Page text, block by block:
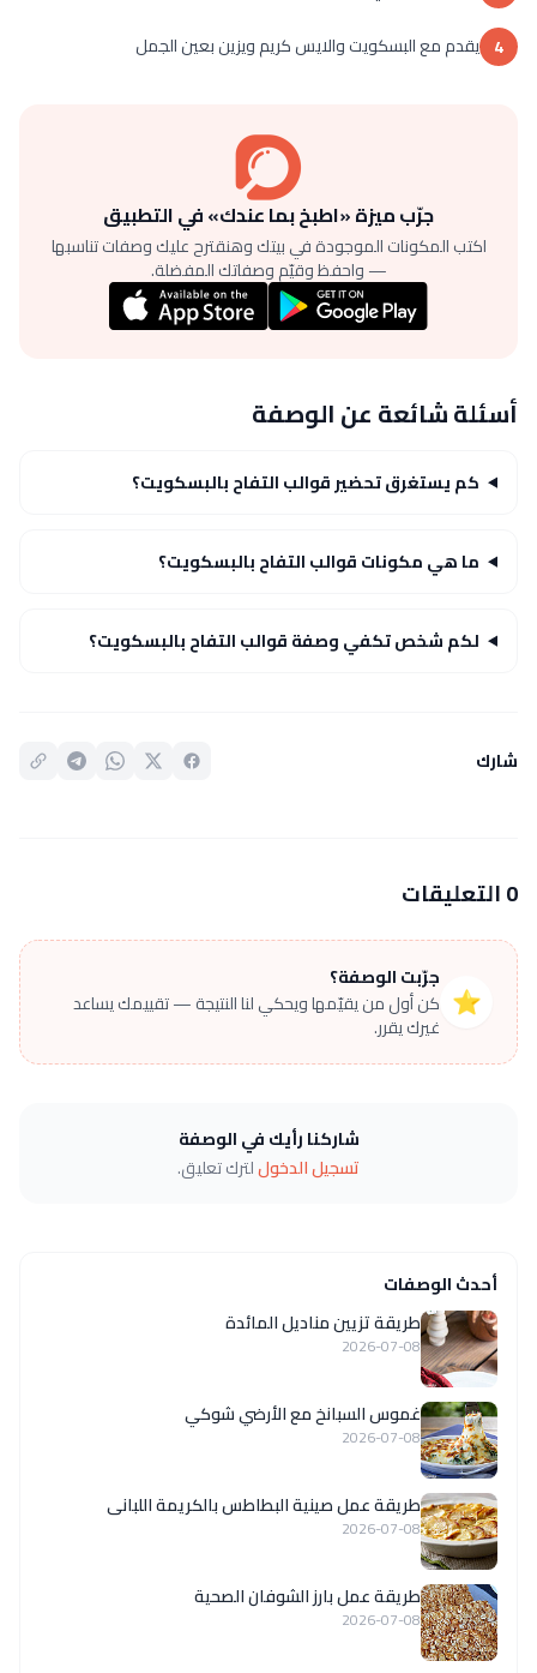
4 يقدم مع البسكويت والايس كريم ويزين بعين الجمل
جرّب ميزة «اطبخ بما عندك» في التطبيق
اكتب المكونات الموجودة في بيتك وهنقترح عليك وصفات تناسبها
— واحفظ وقيّم وصفاتك المفضلة.
أسئلة شائعة عن الوصفة
كم يستغرق تحضير قوالب التفاح بالبسكويت؟
ما هي مكونات قوالب التفاح بالبسكويت؟
لكم شخص تكفي وصفة قوالب التفاح بالبسكويت؟
شارك
0 التعليقات
⭐
جرّبت الوصفة؟
كن أول من يقيّمها ويحكي لنا النتيجة — تقييمك يساعد
غيرك يقرر.
شاركنا رأيك في الوصفة
تسجيل الدخوللترك تعليق.
أحدث الوصفات
طريقة تزيين مناديل المائدة
2026-07-08
غموس السبانخ مع الأرضي شوكي
2026-07-08
طريقة عمل صينية البطاطس بالكريمة اللبانى
2026-07-08
طريقة عمل بارز الشوفان الصحية
2026-07-08